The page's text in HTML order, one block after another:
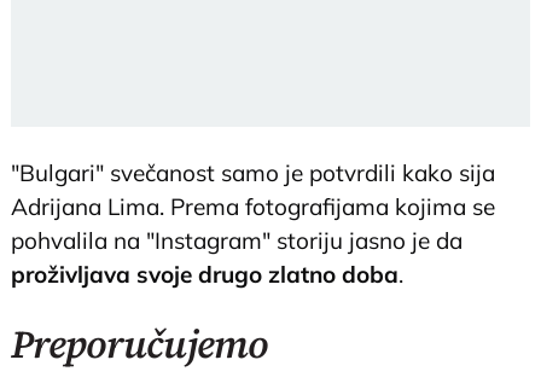
"Bulgari" svečanost samo je potvrdili kako sija
Adrijana Lima. Prema fotografijama kojima se
pohvalila na "Instagram" storiju jasno je da
proživljava svoje drugo zlatno doba.
Preporučujemo